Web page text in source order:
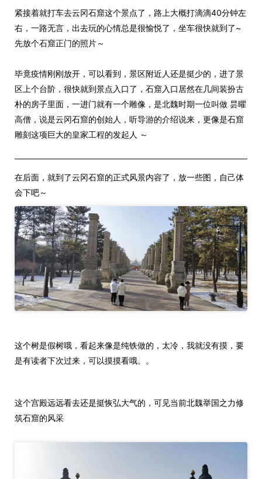
紧接着就打车去云冈石窟这个景点了，路上大概打滴滴40分钟左
右，一路无言，出去玩的心情总是很愉悦了，坐车很快就到了~
先放个石窟正门的照片～
毕竟疫情刚刚放开，可以看到，景区附近人还是挺少的，进了景
区上个台阶，很快就到景点入口了，石窟入口居然在几间装扮古
朴的房子里面，一进门就有一个雕像，是北魏时期一位叫做 昙曜
高僧，说是云冈石窟的创始人，听导游的介绍说来，更像是石窟
雕刻这项巨大的皇家工程的发起人 ～
在后面，就到了云冈石窟的正式风景内容了，放一些图，自己体
会下吧～
这个树是假树哦，看起来像是纯铁做的，太冷，我就没有摸，要
是有读者下次过来，可以摸摸看哦。。
这个宫殿远远看去还是挺恢弘大气的，可见当前北魏举国之力修
筑石窟的风采